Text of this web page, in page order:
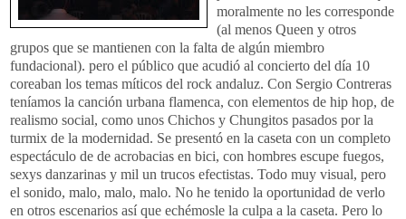
moralmente no les corresponde
(al menos Queen y otros
grupos que se mantienen con la falta de algún miembro
fundacional). pero el público que acudió al concierto del día 10
coreaban los temas míticos del rock andaluz. Con Sergio Contreras
teníamos la canción urbana flamenca, con elementos de hip hop, de
realismo social, como unos Chichos y Chungitos pasados por la
turmix de la modernidad. Se presentó en la caseta con un completo
espectáculo de de acrobacias en bici, con hombres escupe fuegos,
sexys danzarinas y mil un trucos efectistas. Todo muy visual, pero
el sonido, malo, malo, malo. No he tenido la oportunidad de verlo
en otros escenarios así que echémosle la culpa a la caseta. Pero lo